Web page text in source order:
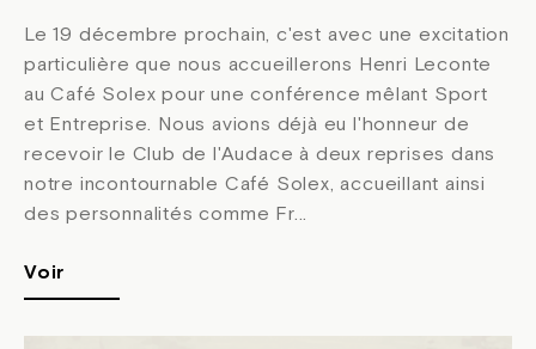
Le 19 décembre prochain, c'est avec une excitation
particulière que nous accueillerons Henri Leconte
au Café Solex pour une conférence mêlant Sport
et Entreprise. Nous avions déjà eu l'honneur de
recevoir le Club de l'Audace à deux reprises dans
notre incontournable Café Solex, accueillant ainsi
des personnalités comme Fr...
Voir